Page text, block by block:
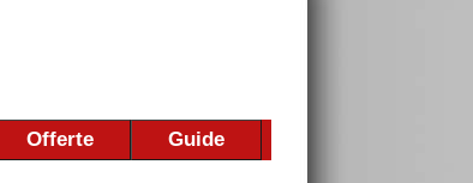
Offerte Guide